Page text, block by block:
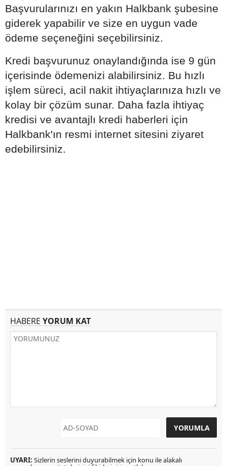
Başvurularınızı en yakın Halkbank şubesine
giderek yapabilir ve size en uygun vade
ödeme seçeneğini seçebilirsiniz.
Kredi başvurunuz onaylandığında ise 9 gün
içerisinde ödemenizi alabilirsiniz. Bu hızlı
işlem süreci, acil nakit ihtiyaçlarınıza hızlı ve
kolay bir çözüm sunar. Daha fazla ihtiyaç
kredisi ve avantajlı kredi haberleri için
Halkbank'ın resmi internet sitesini ziyaret
edebilirsiniz.
HABERE YORUM KAT
UYARI: Sizlerin seslerini duyurabilmek için konu ile alakalı